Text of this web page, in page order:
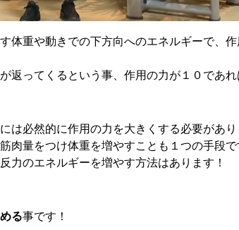
体重や動きでの下方向へのエネルギーで、
返ってくるという事、作用の力が１０であ
は必然的に作用の力を大きくする必要があり
肉量をつけ体重を増やすことも１つの手段
力のエネルギーを増やす方法はあります！
る事です！